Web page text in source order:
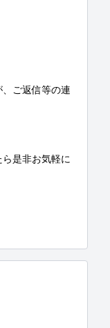
ご返信等の連
是非お気軽に